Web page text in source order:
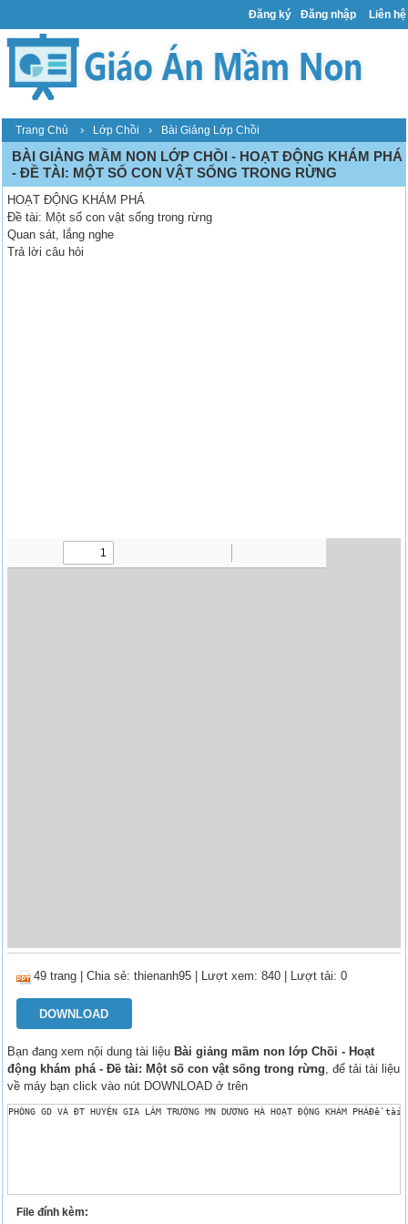
Đăng ký Đăng nhập Liên hệ
Trang Chủ › Lớp Chồi › Bài Giảng Lớp Chồi
BÀI GIẢNG MẦM NON LỚP CHỒI - HOẠT ĐỘNG KHÁM PHÁ
- ĐỀ TÀI: MỘT SỐ CON VẬT SỐNG TRONG RỪNG
HOẠT ĐỘNG KHÁM PHÁ
Đề tài: Một số con vật sống trong rừng
Quan sát, lắng nghe
Trả lời câu hỏi
49 trang |Chia sẻ:thienanh95 | Lượt xem: 840 | Lượt tải: 0
DOWNLOAD
Bạn đang xem nội dung tài liệu Bài giảng mầm non lớp Chồi - Hoạt
động khám phá - Đề tài: Một số con vật sống trong rừng, để tải tài liệu
về máy bạn click vào nút DOWNLOAD ở trên
PHÒNG GD VÀ ĐT HUYỆN GIA LÂM TRƯỜNG MN DƯƠNG HÀ HOẠT ĐỘNG
File đính kèm: